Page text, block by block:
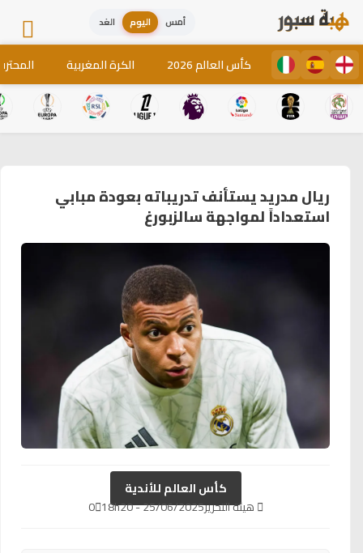
أمس اليوم الغد
كأس العالم 2026 الكرة المغربية
ريال مدريد يستأنف تدريباته بعودة مبابي
استعداداً لمواجهة سالزبورغ
كأس العالم للأندية
هيئة التحرير25/06/2025 - 18h20
0